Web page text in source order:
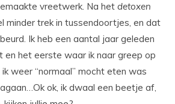
vreetwerk. Na het detoxen
minder trek in tussendoortjes, en dat
Ik heb een aantal jaar geleden
en het eerste waar ik naar greep op
weer “normaal” mocht eten was
ok, ik dwaal een beetje af,